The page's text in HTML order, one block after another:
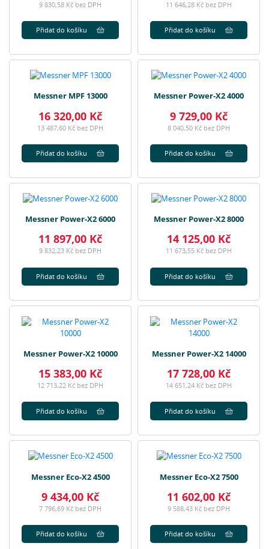
9 830,58 Kč bez DPH
Přidat do košíku
11 646,28 Kč bez DPH
Přidat do košíku
Messner MPF 13000
16 320,00 Kč
13 487,60 Kč bez DPH
Přidat do košíku
Messner Power-X2 4000
9 729,00 Kč
8 040,50 Kč bez DPH
Přidat do košíku
Messner Power-X2 6000
11 897,00 Kč
9 832,23 Kč bez DPH
Přidat do košíku
Messner Power-X2 8000
14 125,00 Kč
11 673,55 Kč bez DPH
Přidat do košíku
Messner Power-X2 10000
15 383,00 Kč
12 713,22 Kč bez DPH
Přidat do košíku
Messner Power-X2 14000
17 728,00 Kč
14 651,24 Kč bez DPH
Přidat do košíku
Messner Eco-X2 4500
9 434,00 Kč
7 796,69 Kč bez DPH
Přidat do košíku
Messner Eco-X2 7500
11 602,00 Kč
9 588,43 Kč bez DPH
Přidat do košíku